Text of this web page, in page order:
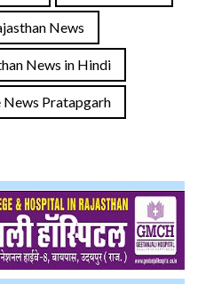
News
News in Hindi
News Pratapgarh